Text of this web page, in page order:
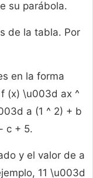
su parábola.
de la tabla. Por
en la forma
(x) \u003d ax ^
a (1 ^ 2) + b
c + 5.
y el valor de a
11 \u003d